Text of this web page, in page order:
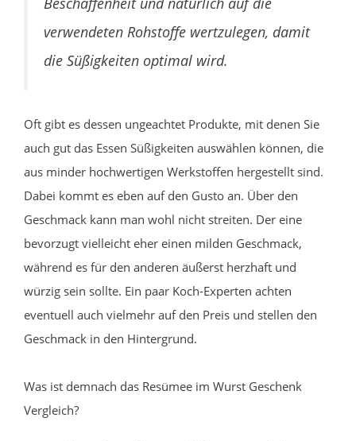
verwendeten Rohstoffe wertzulegen, damit
die Süßigkeiten optimal wird.
Oft gibt es dessen ungeachtet Produkte, mit denen Sie
auch gut das Essen Süßigkeiten auswählen können, die
aus minder hochwertigen Werkstoffen hergestellt sind.
Dabei kommt es eben auf den Gusto an. Über den
Geschmack kann man wohl nicht streiten. Der eine
bevorzugt vielleicht eher einen milden Geschmack,
während es für den anderen äußerst herzhaft und
würzig sein sollte. Ein paar Koch-Experten achten
eventuell auch vielmehr auf den Preis und stellen den
Geschmack in den Hintergrund.
Was ist demnach das Resümee im Wurst Geschenk
Vergleich?